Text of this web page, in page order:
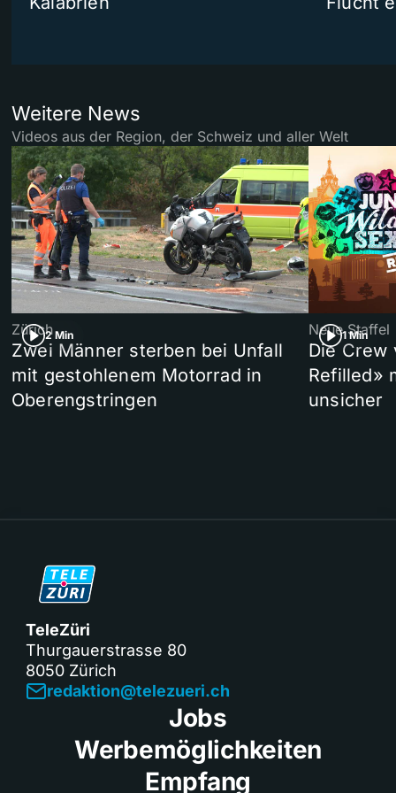
Weitere News
Videos aus der Region, der Schweiz und aller Welt
2 Min
Zürich
Zwei Männer sterben bei Unfall
mit gestohlenem Motorrad in
Oberengstringen
1 Min
Neue Staffel
Die Crew
Refilled»
unsicher
TeleZüri
Thurgauerstrasse 80
8050 Zürich
redaktion@telezueri.ch
Jobs
Werbemöglichkeiten
Empfang